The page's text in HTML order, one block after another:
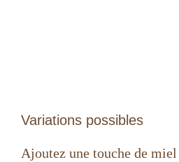
Variations possibles
Ajoutez une touche de